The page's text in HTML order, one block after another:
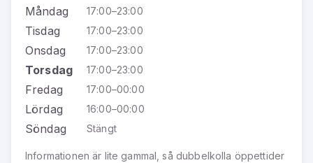
Måndag 17:00–23:00
Tisdag 17:00–23:00
Onsdag 17:00–23:00
Torsdag 17:00–23:00
Fredag 17:00–00:00
Lördag 16:00–00:00
Söndag Stängt
Informationen är lite gammal, så dubbelkolla öppettider